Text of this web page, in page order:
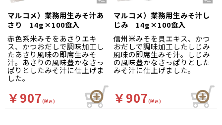
マルコメ）業務用生みそ汁あ
さり 14g×100食入
赤色系米みそをあさりエキ
ス、かつおだしで調味加工し
たあさり風味の即席生みそ
汁。あさりの風味豊かなさっ
ぱりとしたみそ汁に仕上げま
した。
￥907(税込)
マルコメ）業務用生みそ汁し
じみ 14g×100食入
信州米みそを貝エキス、かつ
おだしで調味加工したしじみ
風味の即席生みそ汁。しじみ
の風味豊かなさっぱりとした
みそ汁に仕上げました。
￥907(税込)